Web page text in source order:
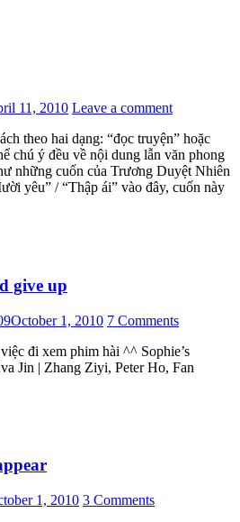
11, 2010 Leave a comment
theo hai dạng: “đọc truyện” hoặc
chú ý đều về nội dung lẫn văn phong
những cuốn của Trương Duyệt Nhiên
yêu” / “Thập ái” vào đây, cuốn này
give up
October 1, 2010 7 Comments
đi xem phim hài ^^ Sophie’s
Jin | Zhang Ziyi, Peter Ho, Fan
1, 2010 3 Comments